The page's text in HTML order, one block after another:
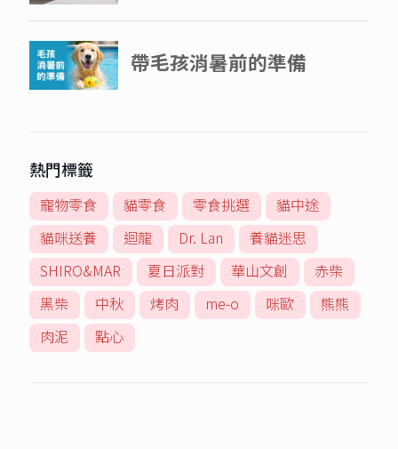
熱門標籤
寵物零食 貓零食 零食挑選
貓中途
貓咪送養
迴龍 Dr. Lan
養貓迷思
SHIRO&MAR
夏日派對 華山文創
赤柴
黑柴
中秋 烤肉 me-o 咪歐
熊熊
肉泥
點心